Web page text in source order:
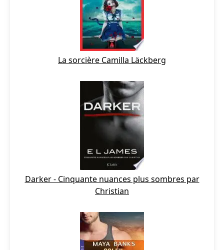
La sorcière Camilla Läckberg
Darker - Cinquante nuances plus sombres par
Christian